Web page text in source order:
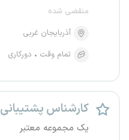
منقضی شده
آذربایجان غربی
تمام وقت
دورکاری
کارشناس پشتیبانی
یک مجموعه معتبر